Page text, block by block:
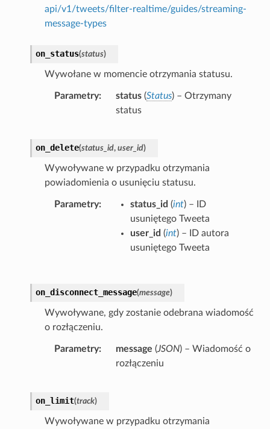
api/v1/tweets/filter-realtime/guides/streaming-
message-types
on_status(status)
Wywołane w momencie otrzymania statusu.
Parametry status(Status) – Otrzymany
status
on_delete(status_id, user_id)
Wywoływane w przypadku otrzymania
powiadomienia o usunięciu statusu.
Parametry status_id (int) – ID
usuniętego Tweeta
user_id (int) – ID autora
usuniętego Tweeta
on_disconnect_message(message)
Wywoływane, gdy zostanie odebrana wiadomość
o rozłączeniu.
Parametry message (JSON) – Wiadomość o
rozłączeniu
on_limit(track)
Wywoływane w przypadku otrzymania